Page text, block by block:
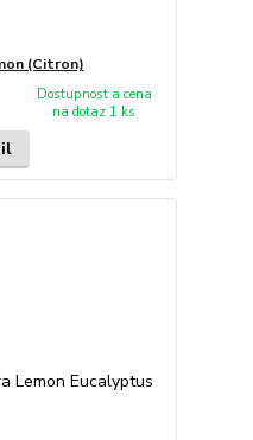
(Citron)
Dostupnost a cena
na dotaz 1 ks